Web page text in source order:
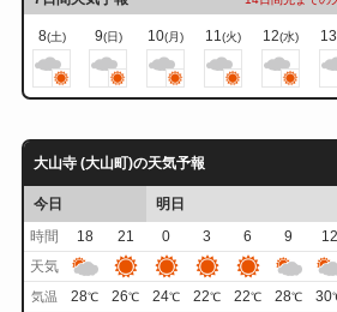
8(土) 9(日) 10(月) 11(火) 12(水) 13
大山寺 (大山町)の天気予報
今日
明日
時間
18 21 0 3 6 9 12
天気
気温 28℃ 26℃ 24℃ 22℃ 22℃ 28℃ 30